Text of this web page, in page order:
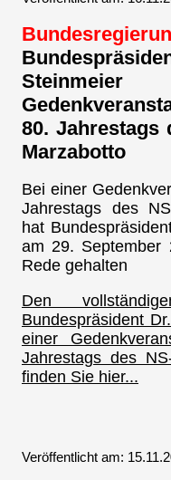
80. Jahrestags
Marzabotto
Bei einer
Jahrestags des
hat
am 29. September
Rede gehalten
Den
Bundespräsident
einer
Jahrestags des
finden Sie hier...
Veröffentlicht am: